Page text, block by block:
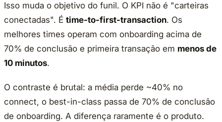
Isso muda o objetivo do funil. O KPI não é "carteiras
conectadas". É time-to-first-transaction. Os
melhores times operam com onboarding acima de
70% de conclusão e primeira transação em menos de
10 minutos.
O contraste é brutal: a média perde ~40% no
connect, o best-in-class passa de 70% de conclusão
de onboarding. A diferença raramente é o produto.